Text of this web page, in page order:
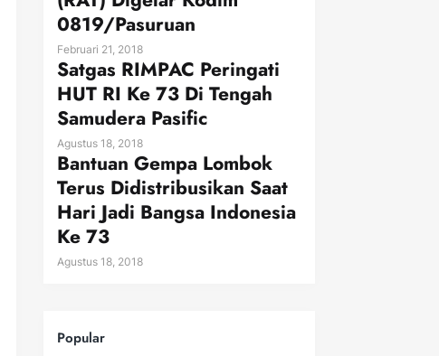
0819/Pasuruan
Februari 21, 2018
Satgas RIMPAC Peringati
HUT RI Ke 73 Di Tengah
Samudera Pasific
Agustus 18, 2018
Bantuan Gempa Lombok
Terus Didistribusikan Saat
Hari Jadi Bangsa Indonesia
Ke 73
Agustus 18, 2018
Popular